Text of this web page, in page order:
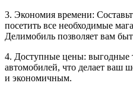
3. Экономия времени:
посетить все необходимые
Делимобиль позволяет вам
4. Доступные цены: выгодные
автомобилей, что делает ваш
и экономичным.